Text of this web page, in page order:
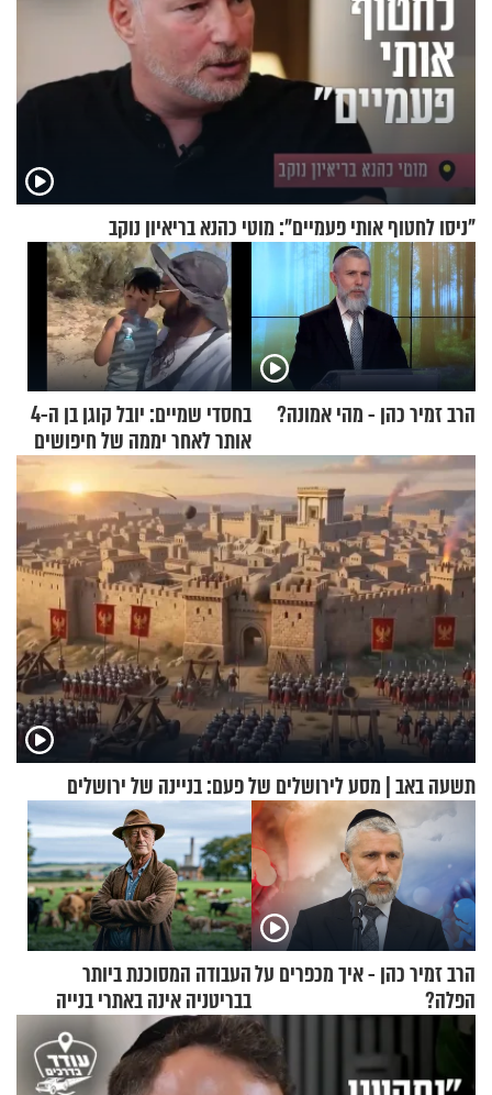
"ניסו לחטוף אותי פעמיים": מוטי כהנא בריאיון נוקב
הרב זמיר כהן - מהי אמונה?
בחסדי שמיים: יובל קוגן בן ה-4
אותר לאחר יממה של חיפושים
תשעה באב | מסע לירושלים של פעם: בניינה של ירושלים
הרב זמיר כהן - איך מכפרים על
הפלה?
העבודה המסוכנת ביותר
בבריטניה אינה באתרי בנייה
אלא דווקא בשדות